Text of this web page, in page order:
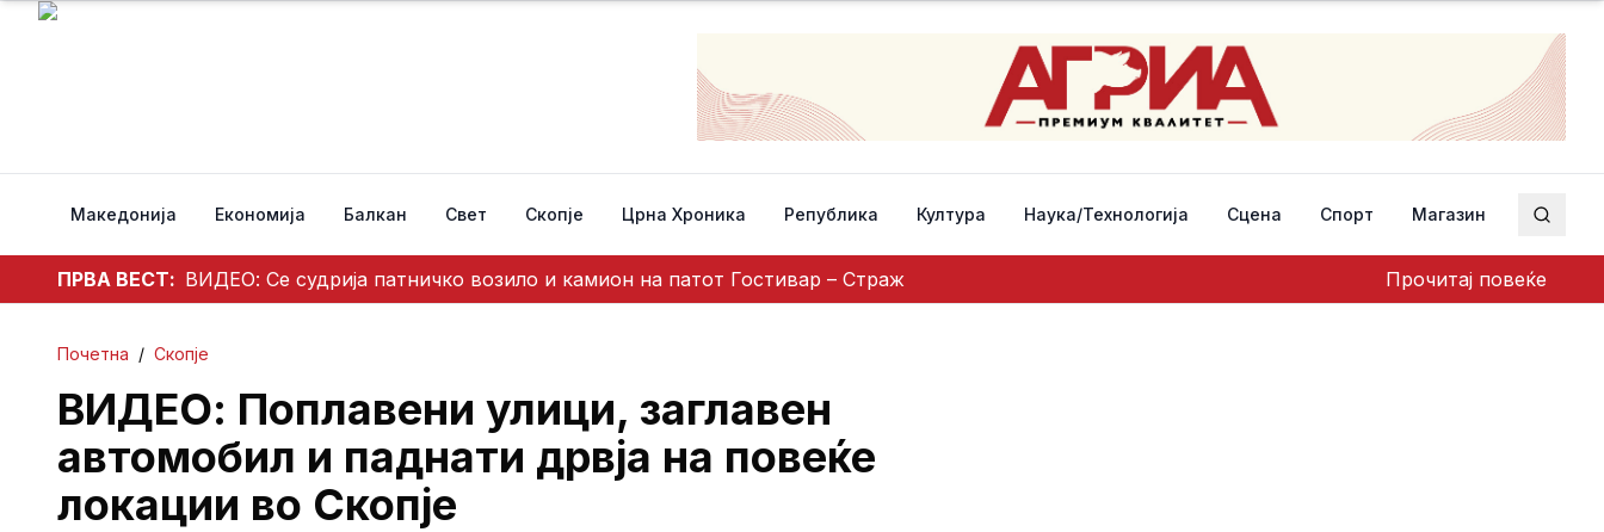
Македонија Економија Балкан Свет Скопје Црна Хроника Република Култура Наука/Технологија Сцена Спорт Магазин
ПРВА ВЕСТ: ВИДЕО: Се судрија патничко возило и камион на патот Гостивар – Страж Прочитај повеќе
Почетна / Скопје
ВИДЕО: Поплавени улици, заглавен
автомобил и паднати дрвја на повеќе
локации во Скопје